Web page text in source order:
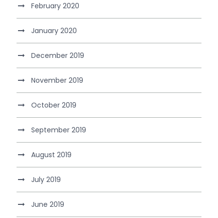
February 2020
January 2020
December 2019
November 2019
October 2019
September 2019
August 2019
July 2019
June 2019